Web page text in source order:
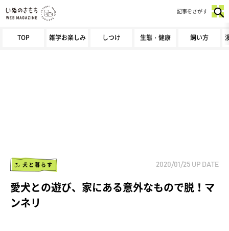
TOP 雑学お楽しみ しつけ 生態・健康 飼い方
記事をさがす
犬と暮らす 2020/01/25 UP DATE
愛犬との遊び、家にある意外なもので脱！マ
ンネリ